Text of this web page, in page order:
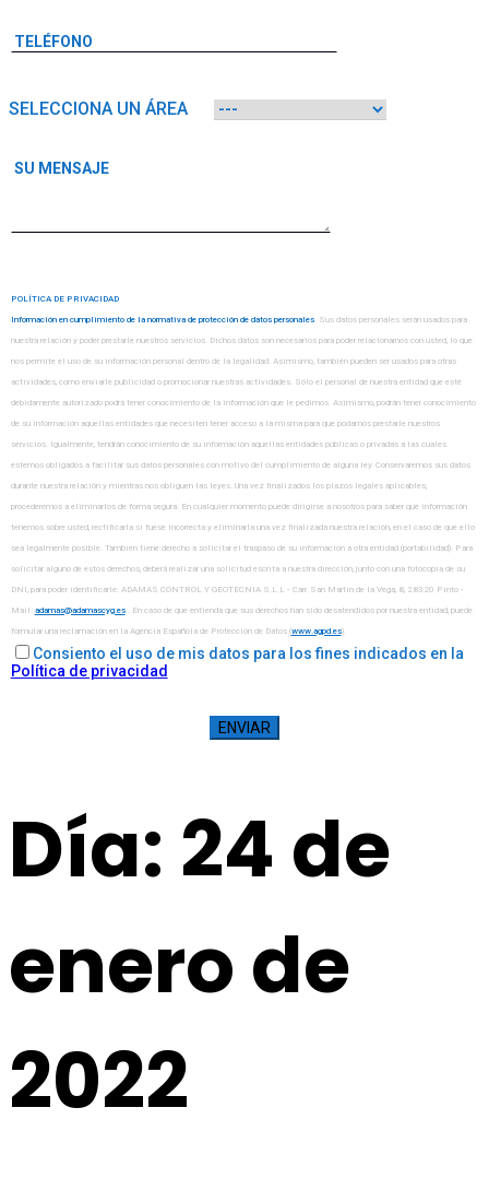
SELECCIONA UN ÁREA
POLÍTICA DE PRIVACIDAD
Información en cumplimiento de la normativa de protección de datos personales. Sus datos personales serán usados para
nuestra relación y poder prestarle nuestros servicios. Dichos datos son necesarios para poder relacionarnos con usted, lo que
nos permite el uso de su información personal dentro de la legalidad. Asimismo, también pueden ser usados para otras
actividades, como enviarle publicidad o promocionar nuestras actividades. Sólo el personal de nuestra entidad que esté
debidamente autorizado podrá tener conocimiento de la información que le pedimos. Asimismo, podrán tener conocimiento
de su información aquellas entidades que necesiten tener acceso a la misma para que podamos prestarle nuestros
servicios. Igualmente, tendrán conocimiento de su información aquellas entidades públicas o privadas a las cuales
estemos obligados a facilitar sus datos personales con motivo del cumplimiento de alguna ley. Conservaremos sus datos
durante nuestra relación y mientras nos obliguen las leyes. Una vez finalizados los plazos legales aplicables,
procederemos a eliminarlos de forma segura. En cualquier momento puede dirigirse a nosotros para saber qué información
tenemos sobre usted, rectificarla si fuese incorrecta y eliminarla una vez finalizada nuestra relación, en el caso de que ello
sea legalmente posible. También tiene derecho a solicitar el traspaso de su información a otra entidad (portabilidad). Para
solicitar alguno de estos derechos, deberá realizar una solicitud escrita a nuestra dirección, junto con una fotocopia de su
DNI, para poder identificarle: ADAMAS CONTROL Y GEOTECNIA S.L.L - Carr. San Martín de la Vega, 8, 28320 Pinto -
Mail: . En caso de que entienda que sus derechos han sido desatendidos por nuestra entidad, puede
formular una reclamación en la Agencia Española de Protección de Datos (www.agpd.es).
Consiento el uso de mis datos para los fines indicados en la
Política de privacidad
Día: 24 de
enero de
2022